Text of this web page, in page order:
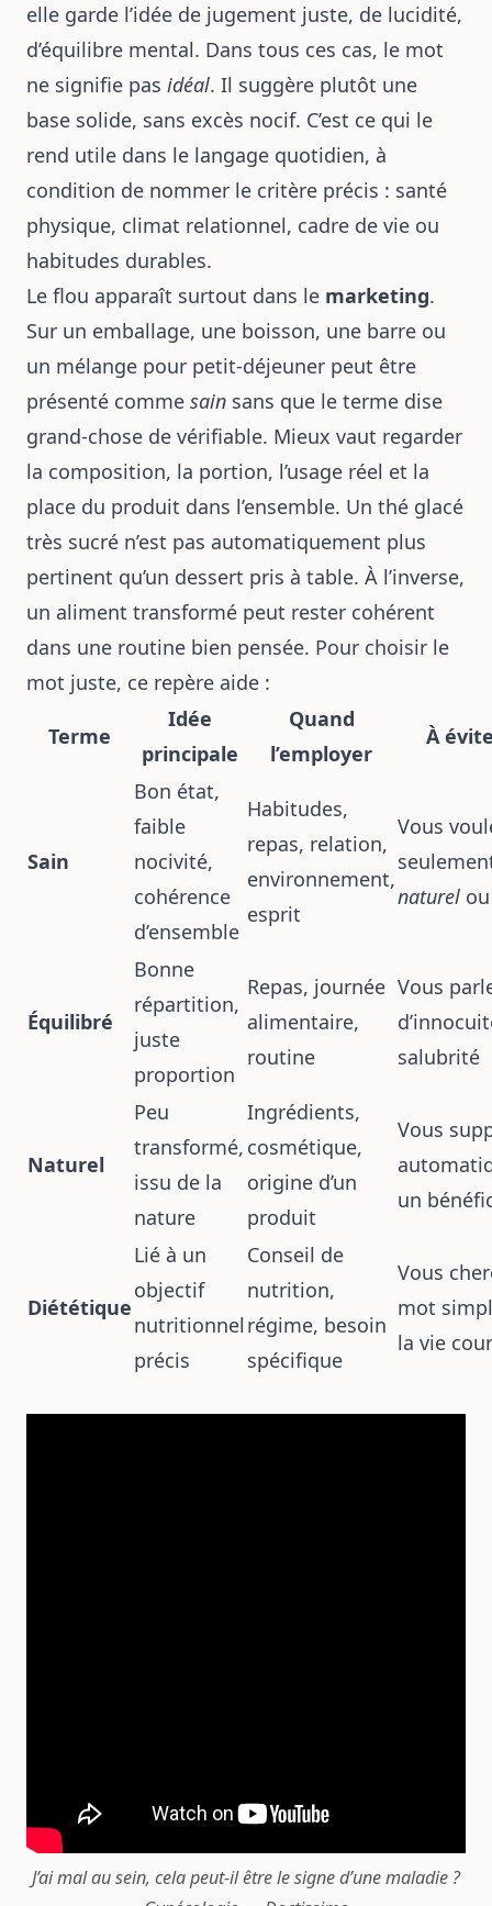
elle garde l’idée de jugement juste, de lucidité,
d’équilibre mental. Dans tous ces cas, le mot
ne signifie pas idéal. Il suggère plutôt une
base solide, sans excès nocif. C’est ce qui le
rend utile dans le langage quotidien, à
condition de nommer le critère précis : santé
physique, climat relationnel, cadre de vie ou
habitudes durables.
Le flou apparaît surtout dans le marketing.
Sur un emballage, une boisson, une barre ou
un mélange pour petit-déjeuner peut être
présenté comme sain sans que le terme dise
grand-chose de vérifiable. Mieux vaut regarder
la composition, la portion, l’usage réel et la
place du produit dans l’ensemble. Un thé glacé
très sucré n’est pas automatiquement plus
pertinent qu’un dessert pris à table. À l’inverse,
un aliment transformé peut rester cohérent
dans une routine bien pensée. Pour choisir le
mot juste, ce repère aide :
Terme
Idée
principale
Quand
l’employer
À
Sain
Bon état,
faible
nocivité,
cohérence
d’ensemble
Habitudes,
repas, relation,
environnement,
esprit
Vous
naturel
Équilibré
Bonne
répartition,
juste
proportion
Repas, journée
alimentaire,
routine
Vous
salubrité
Naturel
Peu
transformé,
issu de la
nature
Ingrédients,
cosmétique,
origine d’un
produit
Vous
un
Diététique
Lié à un
objectif
nutritionnel
précis
Conseil de
nutrition,
régime, besoin
spécifique
Vous
mot
la vie
J’ai mal au sein, cela peut-il être le signe d’une maladie ?